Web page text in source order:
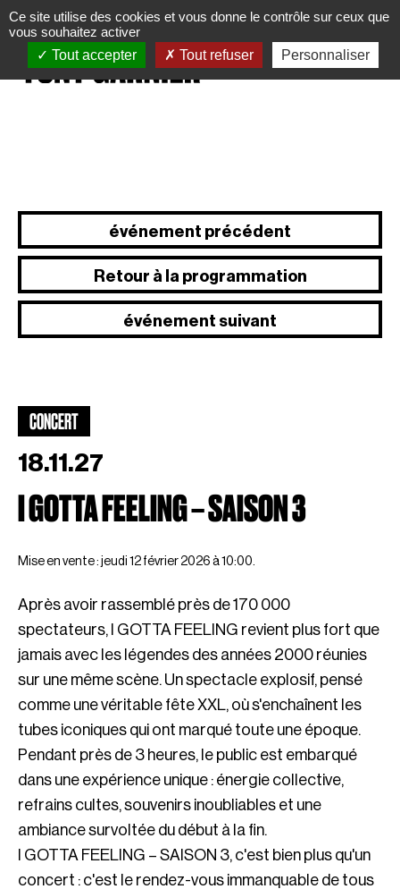
événement précédent
Retour à la programmation
événement suivant
CONCERT
18.11.27
I GOTTA FEELING – SAISON 3
Mise en vente : jeudi 12 février 2026 à 10:00.
Après avoir rassemblé près de 170 000
spectateurs, I GOTTA FEELING revient plus fort que
jamais avec les légendes des années 2000 réunies
sur une même scène. Un spectacle explosif, pensé
comme une véritable fête XXL, où s'enchaînent les
tubes iconiques qui ont marqué toute une époque.
Pendant près de 3 heures, le public est embarqué
dans une expérience unique : énergie collective,
refrains cultes, souvenirs inoubliables et une
ambiance survoltée du début à la fin.
I GOTTA FEELING – SAISON 3, c'est bien plus qu'un
concert : c'est le rendez-vous immanquable de tous
Panneau de gestion des cookies
Ce site utilise des cookies et vous donne le contrôle sur ceux que
vous souhaitez activer
Tout accepter
Tout refuser Personnaliser